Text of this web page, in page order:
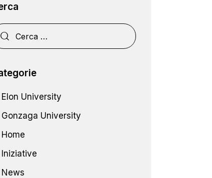
Elon University
Gonzaga University
Home
Iniziative
News